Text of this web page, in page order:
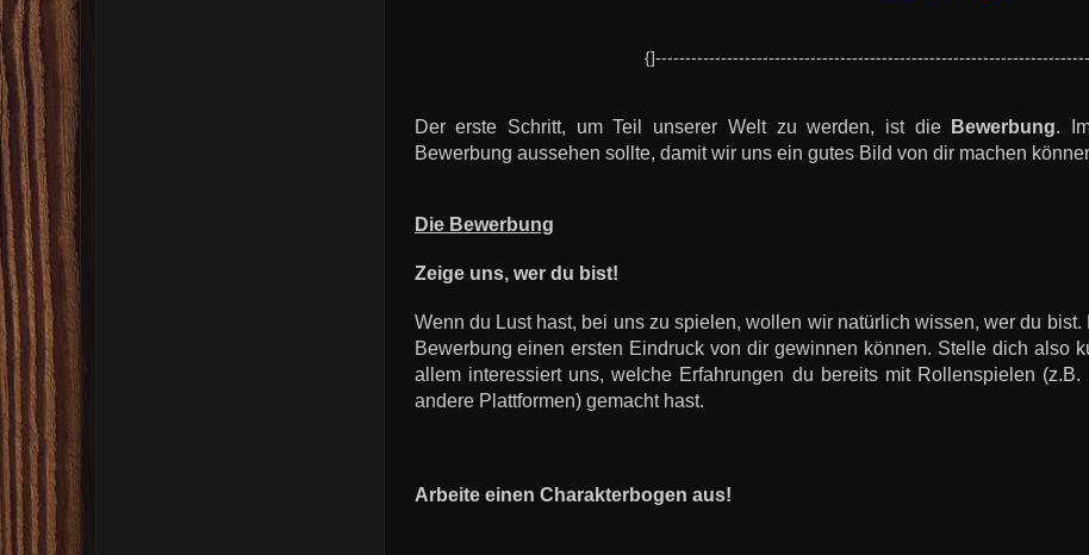
Der erste Schritt, um Teil unserer Welt zu werden, ist die Bewerbung.
Bewerbung aussehen sollte, damit wir uns ein gutes Bild von dir machen
Die Bewerbung
Zeige uns, wer du bist!
Wenn du Lust hast, bei uns zu spielen, wollen wir natürlich wissen, wer du
Bewerbung einen ersten Eindruck von dir gewinnen können. Stelle dich also
allem interessiert uns, welche Erfahrungen du bereits mit Rollenspielen
andere Plattformen) gemacht hast.
Arbeite einen Charakterbogen aus!